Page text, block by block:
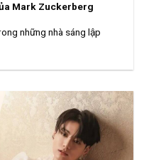
Mark Zuckerberg
những nhà sáng lập